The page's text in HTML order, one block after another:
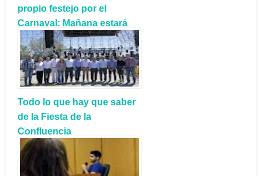
propio festejo por el
Carnaval: Mañana estará
Alcides
Todo lo que hay que saber
de la Fiesta de la
Confluencia